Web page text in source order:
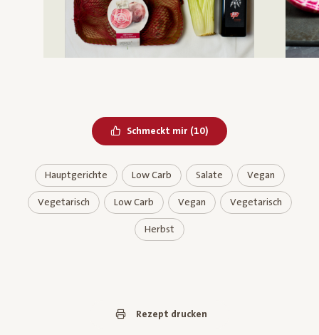
Schmeckt mir Bereits geliked
(10)
Hauptgerichte Low Carb Salate Vegan
Vegetarisch Low Carb Vegan Vegetarisch
Herbst
Rezept drucken